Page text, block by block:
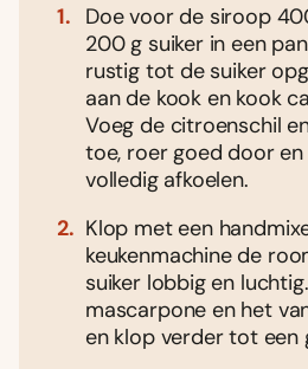
Doe voor de siroop
200 g suiker in een
rustig tot de suiker
aan de kook en kook
Voeg de citroenschil
toe, roer goed door
volledig afkoelen.
Klop met een
keukenmachine de
suiker lobbig en
mascarpone en het
en klop verder tot een